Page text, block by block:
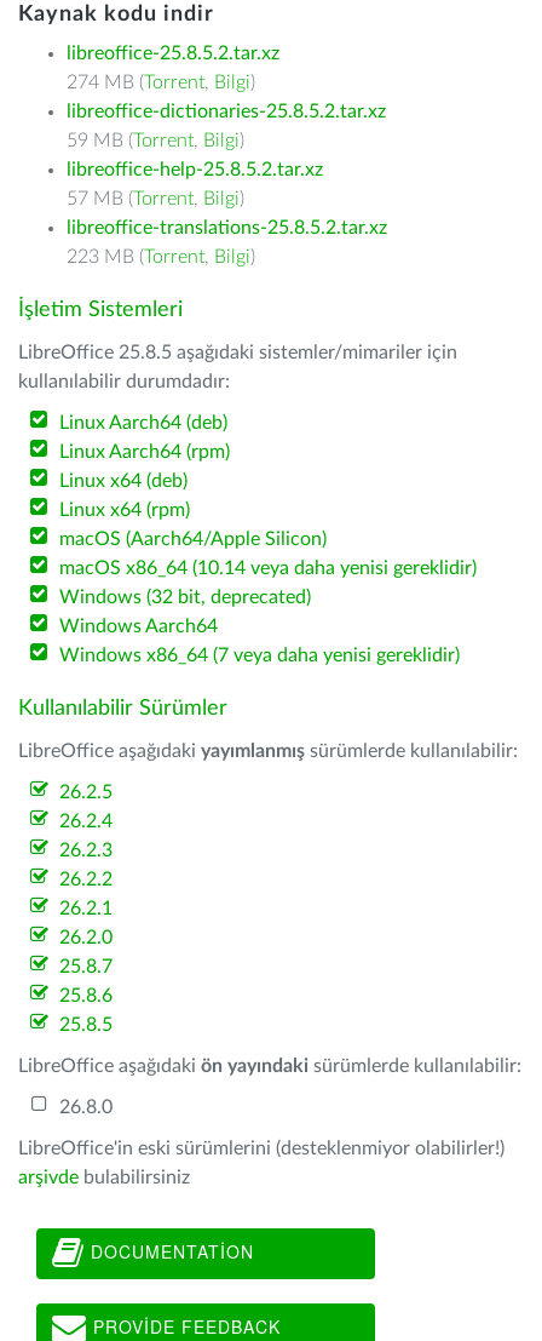
Kaynak kodu indir
libreoffice-25.8.5.2.tar.xz
274 MB (Torrent, Bilgi)
libreoffice-dictionaries-25.8.5.2.tar.xz
59 MB (Torrent, Bilgi)
libreoffice-help-25.8.5.2.tar.xz
57 MB (Torrent, Bilgi)
libreoffice-translations-25.8.5.2.tar.xz
223 MB (Torrent, Bilgi)
İşletim Sistemleri
LibreOffice 25.8.5 aşağıdaki sistemler/mimariler için
kullanılabilir durumdadır:
Linux Aarch64 (deb)
Linux Aarch64 (rpm)
Linux x64 (deb)
Linux x64 (rpm)
macOS (Aarch64/Apple Silicon)
macOS x86_64 (10.14 veya daha yenisi gereklidir)
Windows (32 bit, deprecated)
Windows Aarch64
Windows x86_64 (7 veya daha yenisi gereklidir)
Kullanılabilir Sürümler
LibreOffice aşağıdaki yayımlanmış sürümlerde kullanılabilir:
26.2.5
26.2.4
26.2.3
26.2.2
26.2.1
26.2.0
25.8.7
25.8.6
25.8.5
LibreOffice aşağıdaki ön yayındaki sürümlerde kullanılabilir:
26.8.0
LibreOffice'in eski sürümlerini (desteklenmiyor olabilirler!)
arşivde bulabilirsiniz
DOCUMENTATION
PROVIDE FEEDBACK